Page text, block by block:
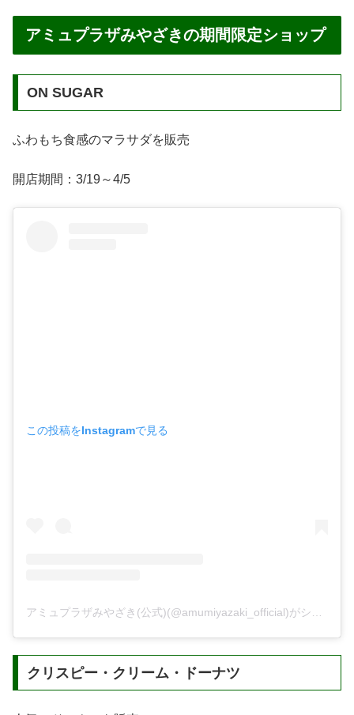
アミュプラザみやざきの期間限定ショップ
ON SUGAR
ふわもち食感のマラサダを販売
開店期間：3/19～4/5
この投稿をInstagramで見る
クリスピー・クリーム・ドーナツ